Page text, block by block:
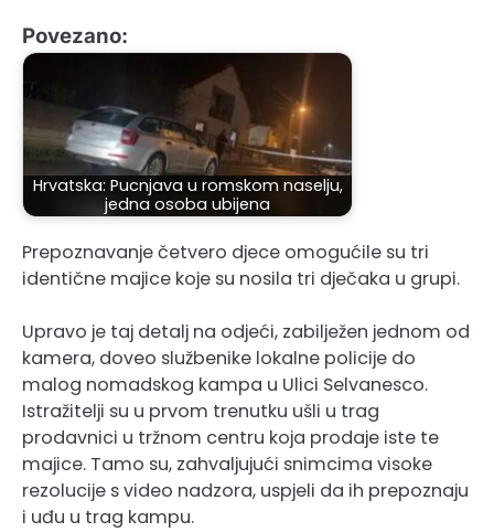
Povezano:
Hrvatska: Pucnjava u romskom naselju,
jedna osoba ubijena
Prepoznavanje četvero djece omogućile su tri
identične majice koje su nosila tri dječaka u grupi.
Upravo je taj detalj na odjeći, zabilježen jednom od
kamera, doveo službenike lokalne policije do
malog nomadskog kampa u Ulici Selvanesco.
Istražitelji su u prvom trenutku ušli u trag
prodavnici u tržnom centru koja prodaje iste te
majice. Tamo su, zahvaljujući snimcima visoke
rezolucije s video nadzora, uspjeli da ih prepoznaju
i uđu u trag kampu.